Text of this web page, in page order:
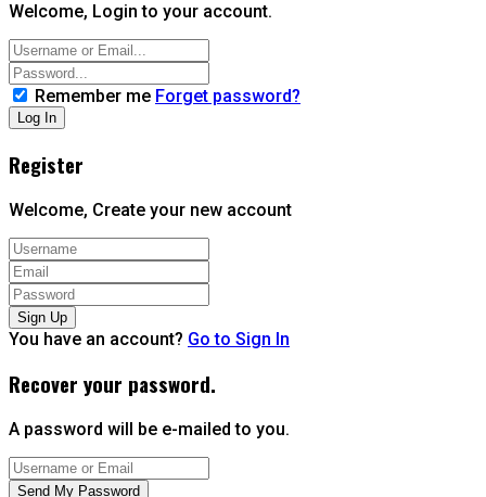
Welcome, Login to your account.
Remember me Forget password?
Register
Welcome, Create your new account
You have an account? Go to Sign In
Recover your password.
A password will be e-mailed to you.